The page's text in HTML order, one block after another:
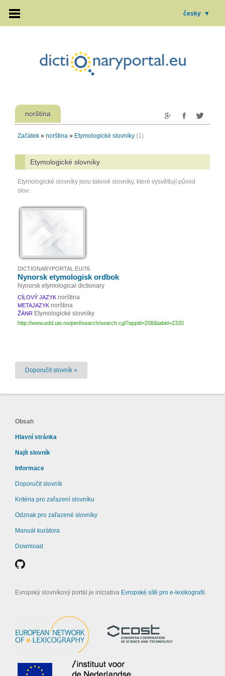
česky ▼
norština
Začátek » norština » Etymologické slovníky (1)
Etymologické slovníky
Etymologické slovníky jsou takové slovníky, které vysvětlují původ
slov.
DICTIONARYPORTAL.EU/76
Nynorsk etymologisk ordbok
Nynorsk etymological dictionary
CÍLOVÝ JAZYK norština
METAJAZYK norština
ŽÁNR Etymologické slovníky
http://www.edd.uio.no/perl/search/search.cgi?appid=208&tabid=2320
Doporučit slovník »
Obsah
Hlavní stránka
Najít slovník
Informace
Doporučit slovník
Kritéria pro zařazení slovníku
Odznak pro zařazené slovníky
Manuál kurátora
Download
Evropský slovníkový portál je iniciativa Evropské sítě pro e-lexikografii.